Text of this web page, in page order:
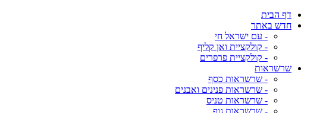
דף הבית
חדש באתר
- עם ישראל חי
- קולקציית ואן קליף
- קולקציית פרפרים
שרשראות
- שרשראות כסף
- שרשראות פנינים ואבנים
- שרשראות טניס
- שרשראות גוף